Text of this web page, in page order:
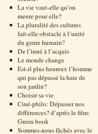
La vie vaut-elle qu’on
meure pour elle?
La pluralité des cultures
fait-elle obstacle à l’unité
du genre humain?
De l’inné à l’acquis
Le monde change
Est-il plus heureux l’homme
qui pas dépassé la haie de
son jardin?
Choisir sa vie
Ciné-philo: Dépasser nos
différences? d’après le film:
Green book
Sommes-nous fâchés avec le